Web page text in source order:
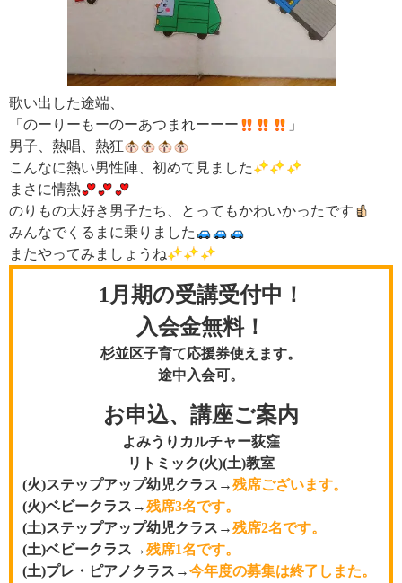
歌い出した途端、
「のーりーもーのーあつまれーーー
」
男子、熱唱、熱狂
こんなに熱い男性陣、初めて見ました
まさに情熱
のりもの大好き男子たち、とってもかわいかったです
みんなでくるまに乗りました
またやってみましょうね
1月期の受講受付中 ！
入会金無料！
杉並区子育て応援券使えます。
途中入会可。
お申込、講座ご案内
よみうりカルチャー荻窪
リトミック(火)(土)教室
(火)ステップアップ幼児クラス→残席ございます。
(火)ベビークラス→残席3名です。
(土)ステップアップ幼児クラス→残席2名です。
(土)ベビークラス→残席1名です。
(土)プレ・ピアノクラス→今年度の募集は終了しまた。